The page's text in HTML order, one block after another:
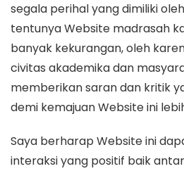
segala perihal yang dimiliki
tentunya Website madrasah
banyak kekurangan, oleh
civitas akademika dan
memberikan saran dan kritik
demi kemajuan Website ini
Saya berharap Website ini
interaksi yang positif baik